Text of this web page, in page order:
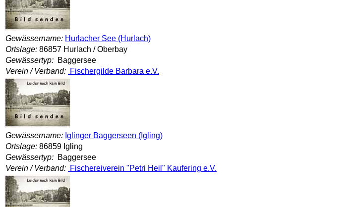
Gewässername: Hurlacher See (Hurlach)
Ortslage: 86857 Hurlach / Oberbay
Gewässertyp: Baggersee
Verein / Verband: Fischergilde Barbara e.V.
Gewässername: Iglinger Baggerseen (Igling)
Ortslage: 86859 Igling
Gewässertyp: Baggersee
Verein / Verband: Fischereiverein "Petri Heil" Kaufering e.V.